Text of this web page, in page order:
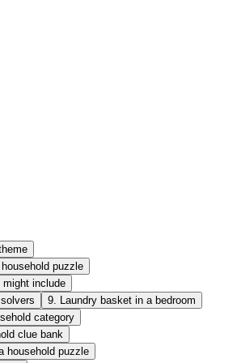
puzzle
might include
9. Laundry basket in a bedroom
category
clue bank
household puzzle